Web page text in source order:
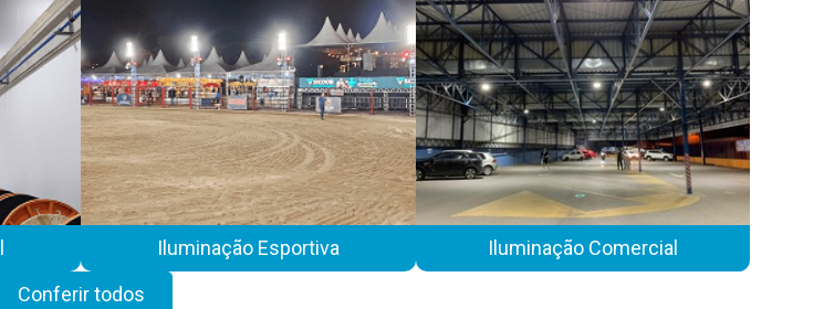
Iluminação Esportiva
Iluminação Comercial
Conferir todos